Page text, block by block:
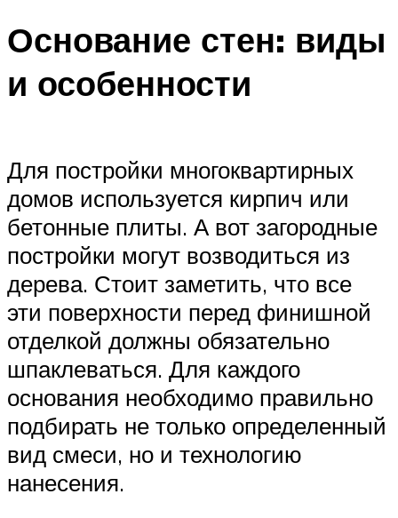
Основание стен: виды
и особенности
Для постройки многоквартирных
домов используется кирпич или
бетонные плиты. А вот загородные
постройки могут возводиться из
дерева. Стоит заметить, что все
эти поверхности перед финишной
отделкой должны обязательно
шпаклеваться. Для каждого
основания необходимо правильно
подбирать не только определенный
вид смеси, но и технологию
нанесения.